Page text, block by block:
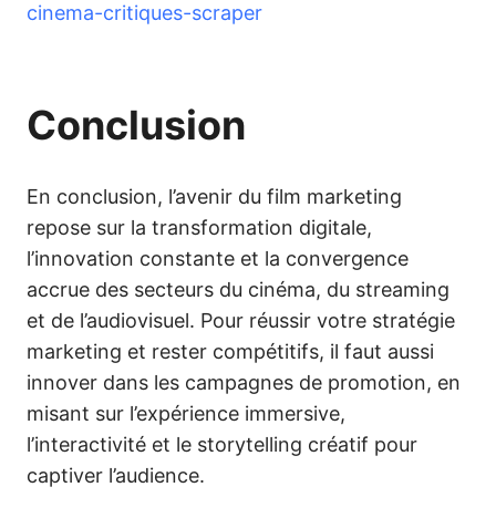
cinema-critiques-scraper
Conclusion
En conclusion, l’avenir du film marketing
repose sur la transformation digitale,
l’innovation constante et la convergence
accrue des secteurs du cinéma, du streaming
et de l’audiovisuel. Pour réussir votre stratégie
marketing et rester compétitifs, il faut aussi
innover dans les campagnes de promotion, en
misant sur l’expérience immersive,
l’interactivité et le storytelling créatif pour
captiver l’audience.